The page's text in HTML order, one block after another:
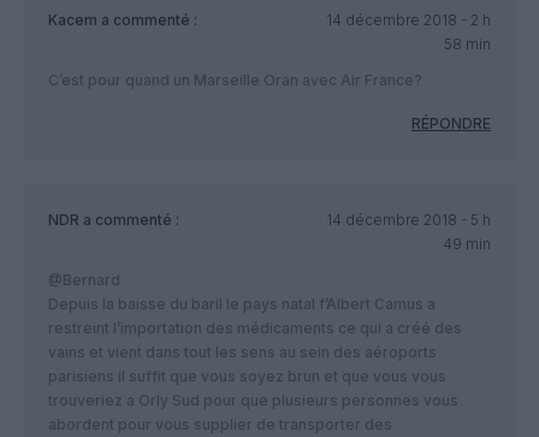
Kacem a commenté :
14 décembre 2018 - 2 h
58 min
C’est pour quand un Marseille Oran avec Air France?
RÉPONDRE
NDR a commenté :
14 décembre 2018 - 5 h
49 min
@Bernard
Depuis la baisse du baril le pays natal f’Albert Camus a
restreint l’importation des médicaments ce qui a créé des
vains et vient dans tout les sens au sein des aéroports
parisiens il suffit que vous soyez brun et que vous vous
trouveriez a Orly Sud pour que plusieurs personnes vous
abordent pour vous supplier de transporter des